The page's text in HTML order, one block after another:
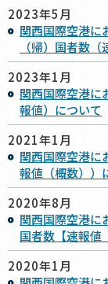
2023年5月
関西国際空港に
（帰）国者数
2023年1月
関西国際空港に
報値）について
2021年1月
関西国際空港に
報値（概数））
2020年8月
関西国際空港に
国者数【速報値
2020年1月